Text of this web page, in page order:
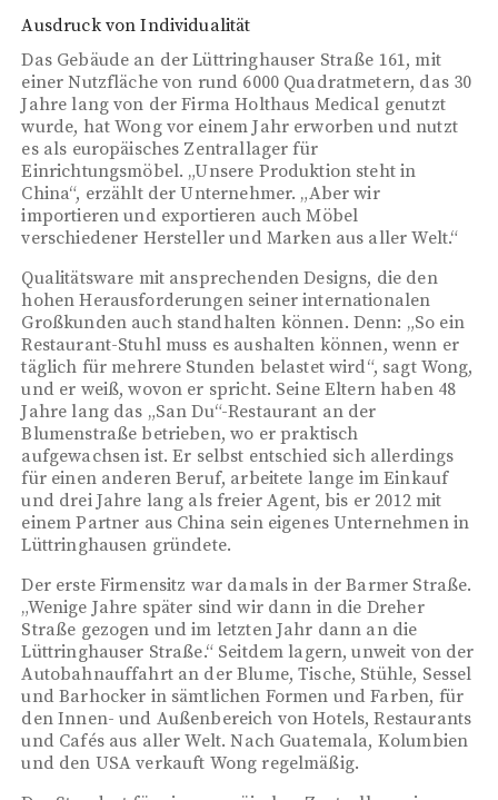
Ausdruck von Individualität
Das Gebäude an der Lüttringhauser Straße 161, mit
einer Nutzfläche von rund 6000 Quadratmetern, das 30
Jahre lang von der Firma Holthaus Medical genutzt
wurde, hat Wong vor einem Jahr erworben und nutzt
es als europäisches Zentrallager für
Einrichtungsmöbel. „Unsere Produktion steht in
China“, erzählt der Unternehmer. „Aber wir
importieren und exportieren auch Möbel
verschiedener Hersteller und Marken aus aller Welt.“
Qualitätsware mit ansprechenden Designs, die den
hohen Herausforderungen seiner internationalen
Großkunden auch standhalten können. Denn: „So ein
Restaurant-Stuhl muss es aushalten können, wenn er
täglich für mehrere Stunden belastet wird“, sagt Wong,
und er weiß, wovon er spricht. Seine Eltern haben 48
Jahre lang das „San Du“-Restaurant an der
Blumenstraße betrieben, wo er praktisch
aufgewachsen ist. Er selbst entschied sich allerdings
für einen anderen Beruf, arbeitete lange im Einkauf
und drei Jahre lang als freier Agent, bis er 2012 mit
einem Partner aus China sein eigenes Unternehmen in
Lüttringhausen gründete.
Der erste Firmensitz war damals in der Barmer Straße.
„Wenige Jahre später sind wir dann in die Dreher
Straße gezogen und im letzten Jahr dann an die
Lüttringhauser Straße.“ Seitdem lagern, unweit von der
Autobahnauffahrt an der Blume, Tische, Stühle, Sessel
und Barhocker in sämtlichen Formen und Farben, für
den Innen- und Außenbereich von Hotels, Restaurants
und Cafés aus aller Welt. Nach Guatemala, Kolumbien
und den USA verkauft Wong regelmäßig.